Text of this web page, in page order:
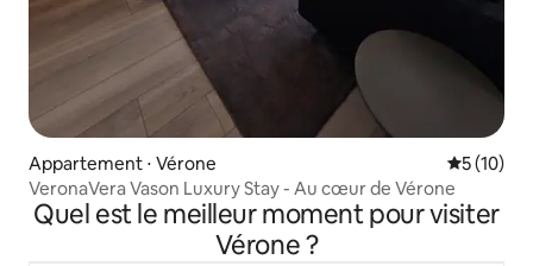
Appartement ⋅ Vérone
5 (10)
VeronaVera Vason Luxury Stay - Au cœur de Vérone
Quel est le meilleur moment pour visiter
Vérone ?